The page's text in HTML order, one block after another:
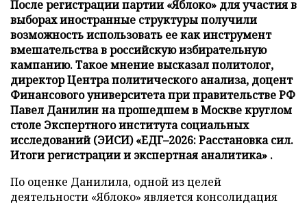
После регистрации партии «Яблоко» для участия в
выборах иностранные структуры получили
возможность использовать ее как инструмент
вмешательства в российскую избирательную
кампанию. Такое мнение высказал политолог,
директор Центра политического анализа, доцент
Финансового университета при правительстве РФ
Павел Данилин на прошедшем в Москве круглом
столе Экспертного института социальных
исследований (ЭИСИ) «ЕДГ–2026: Расстановка сил.
Итоги регистрации и экспертная аналитика» .
По оценке Данилила, одной из целей
деятельности «Яблоко» является консолидация